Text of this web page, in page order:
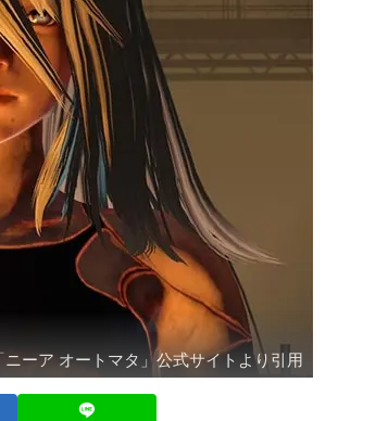
ニーア オートマタ」公式サイトより引用